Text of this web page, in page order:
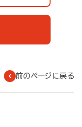
前のページに戻る